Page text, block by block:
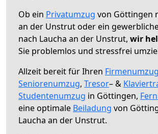
Ob ein Privatumzug von Göttingen
an der Unstrut oder ein
nach Laucha an der Unstrut, wir
Sie problemlos und stressfrei
Allzeit bereit für Ihren Firmenumzug
Seniorenumzug, Tresor– &
Studentenumzug in Göttingen,
eine optimale Beiladung von
Laucha an der Unstrut.